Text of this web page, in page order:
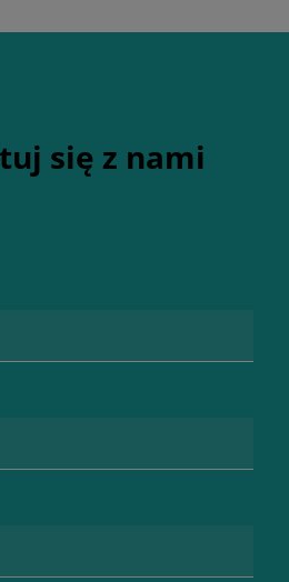
się z nami